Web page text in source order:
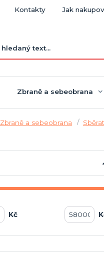
Kontakty Jak
Zbraně a sebeobrana
Zbraně a sebeobrana
Kč